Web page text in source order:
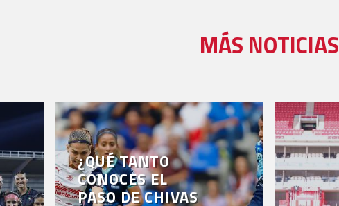
MÁS NOTICIAS
¿QUÉ TANTO
CONOCES EL
PASO DE CHIVAS